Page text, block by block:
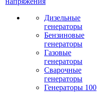
Дизельные
генераторы
Бензиновые
генераторы
Газовые
генераторы
Сварочные
генераторы
Генераторы 100